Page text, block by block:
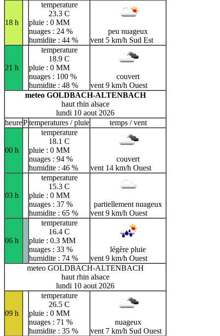
18 h
temperature
23.3 C
pluie : 0 MM
nuages : 24 %
humidite : 44 %
peu nuageux
vent 5 km/h Sud Est
21 h
temperature
18.9 C
pluie : 0 MM
nuages : 100 %
humidite : 48 %
couvert
vent 9 km/h Ouest
meteo GOLDBACH-ALTENBACH
haut rhin alsace
lundi 10 aout 2026
heurePtemperatures / pluie temps / vent
00 h
temperature
18.1 C
pluie : 0 MM
nuages : 94 %
humidite : 46 %
couvert
vent 14 km/h Ouest
03 h
temperature
15.3 C
pluie : 0 MM
nuages : 37 %
humidite : 65 %
partiellement nuageux
vent 9 km/h Ouest
06 h
temperature
16.4 C
pluie : 0.3 MM
nuages : 33 %
humidite : 74 %
légère pluie
vent 9 km/h Ouest
meteo GOLDBACH-ALTENBACH
haut rhin alsace
lundi 10 aout 2026
09 h
temperature
26.5 C
pluie : 0 MM
nuages : 71 %
humidite : 35 %
nuageux
vent 7 km/h Sud Ouest